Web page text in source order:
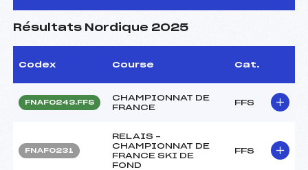
Résultats Nordique 2025
Codex Course Cat.
FNAF0243.FFS
CHAMPIONNAT DE
FRANCE
FFS
FNAF0231
RELAIS –
CHAMPIONNAT DE
FRANCE SKI DE
FOND
FFS